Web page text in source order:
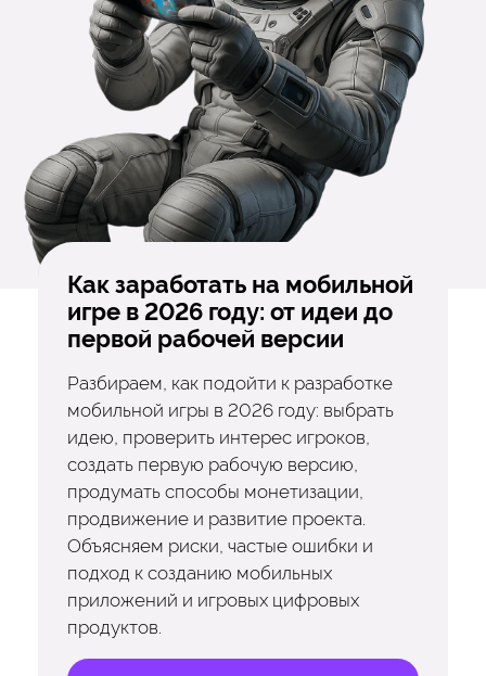
Как заработать на мобильной
игре в 2026 году: от идеи до
первой рабочей версии
Разбираем, как подойти к разработке
мобильной игры в 2026 году: выбрать
идею, проверить интерес игроков,
создать первую рабочую версию,
продумать способы монетизации,
продвижение и развитие проекта.
Объясняем риски, частые ошибки и
подход к созданию мобильных
приложений и игровых цифровых
продуктов.